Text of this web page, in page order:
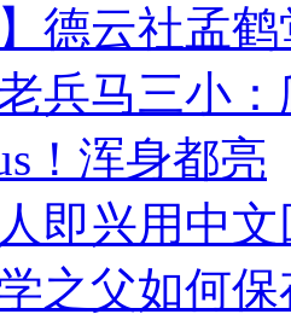
】德云社孟
兵马三小
！浑身都亮
即兴用中
之父如何